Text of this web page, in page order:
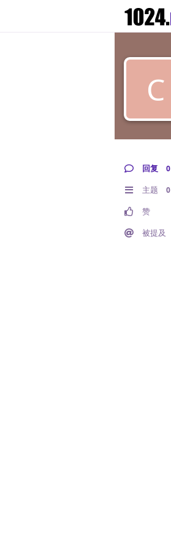
C
回复 0
主题 0
赞
被提及